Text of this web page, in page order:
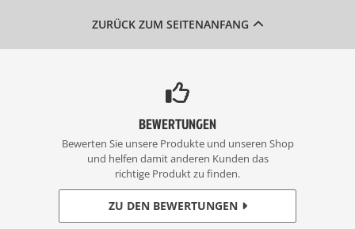
ZURÜCK ZUM SEITENANFANG
BEWERTUNGEN
Bewerten Sie unsere Produkte und unseren Shop
und helfen damit anderen Kunden das
richtige Produkt zu finden.
ZU DEN BEWERTUNGEN